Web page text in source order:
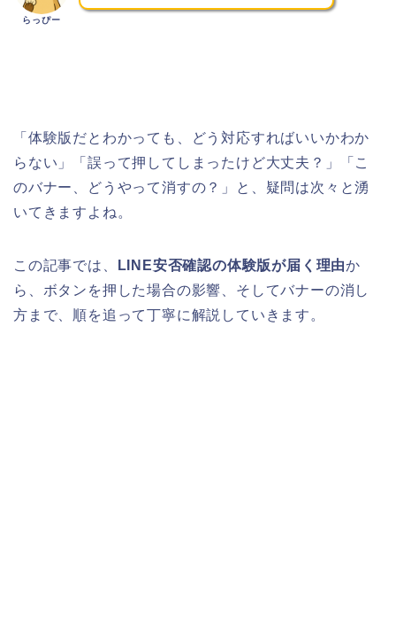
らっぴー
「体験版だとわかっても、どう対応すればいいかわか
らない」「誤って押してしまったけど大丈夫？」「こ
のバナー、どうやって消すの？」と、疑問は次々と湧
いてきますよね。
この記事では、 LINE安否確認の体験版が届く理由か
ら、ボタンを押した場合の影響、そしてバナーの消し
方まで、順を追って丁寧に解説していきます。